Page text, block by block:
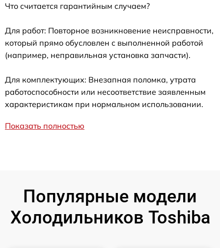
Что считается гарантийным случаем?
Для работ: Повторное возникновение неисправности,
который прямо обусловлен с выполненной работой
(например, неправильная установка запчасти).
Для комплектующих: Внезапная поломка, утрата
работоспособности или несоответствие заявленным
характеристикам при нормальном использовании.
Показать полностью
Популярные модели
Холодильников Toshiba